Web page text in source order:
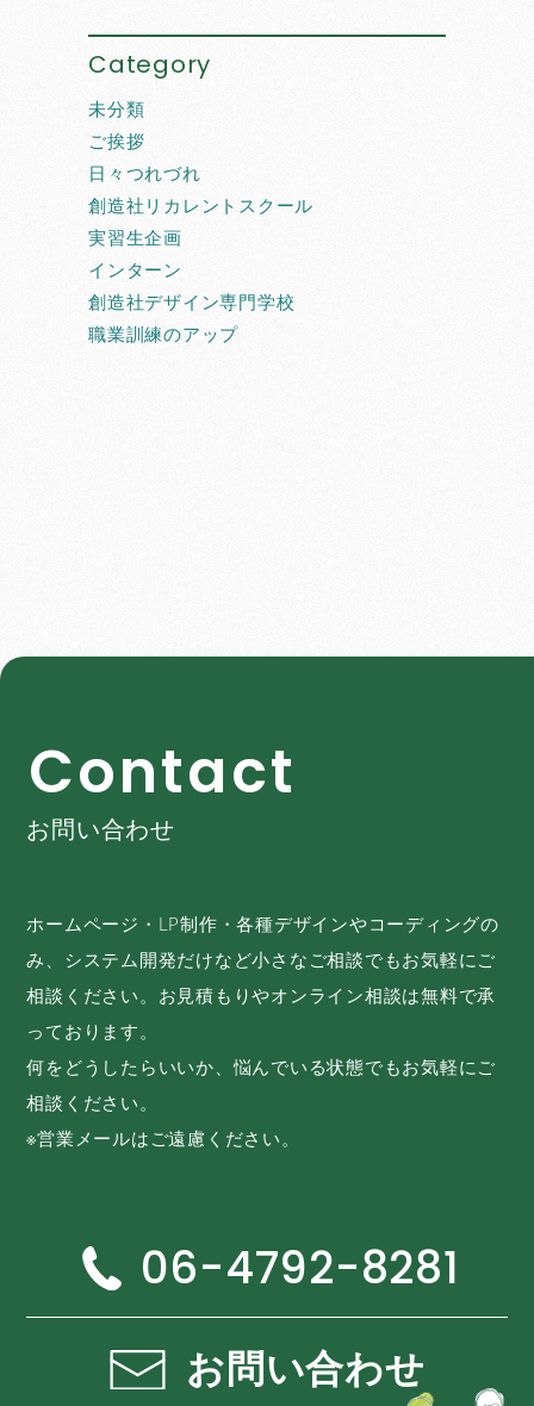
Category
未分類
ご挨拶
日々つれづれ
創造社リカレントスクール
実習生企画
インターン
創造社デザイン専門学校
職業訓練のアップ
Contact
お問い合わせ
ホームページ・LP制作・各種デザインやコーディングの
み、システム開発だけなど小さなご相談でもお気軽にご
相談ください。お見積もりやオンライン相談は無料で承
っております。
何をどうしたらいいか、悩んでいる状態でもお気軽にご
相談ください。
※営業メールはご遠慮ください。
06-4792-8281
お問い合わせ